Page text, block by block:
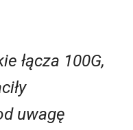
łącza 100G,
uwagę